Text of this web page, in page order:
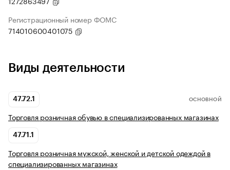
Регистрационный номер ФОМС
714010600401075
Виды деятельности
47.72.1 ОСНОВНОЙ
Торговля розничная обувью в специализированных магазинах
47.71.1
Торговля розничная мужской, женской и детской одеждой в
специализированных магазинах